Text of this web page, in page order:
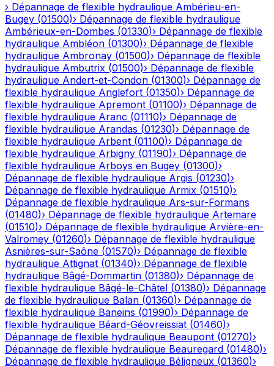
› Dépannage de flexible hydraulique Ambérieu-en-
Bugey (01500)› Dépannage de flexible hydraulique
Ambérieux-en-Dombes (01330)› Dépannage de flexible
hydraulique Ambléon (01300)› Dépannage de flexible
hydraulique Ambronay (01500)› Dépannage de flexible
hydraulique Ambutrix (01500)› Dépannage de flexible
hydraulique Andert-et-Condon (01300)› Dépannage de
flexible hydraulique Anglefort (01350)› Dépannage de
flexible hydraulique Apremont (01100)› Dépannage de
flexible hydraulique Aranc (01110)› Dépannage de
flexible hydraulique Arandas (01230)› Dépannage de
flexible hydraulique Arbent (01100)› Dépannage de
flexible hydraulique Arbigny (01190)› Dépannage de
flexible hydraulique Arboys en Bugey (01300)›
Dépannage de flexible hydraulique Argis (01230)›
Dépannage de flexible hydraulique Armix (01510)›
Dépannage de flexible hydraulique Ars-sur-Formans
(01480)› Dépannage de flexible hydraulique Artemare
(01510)› Dépannage de flexible hydraulique Arvière-en-
Valromey (01260)› Dépannage de flexible hydraulique
Asnières-sur-Saône (01570)› Dépannage de flexible
hydraulique Attignat (01340)› Dépannage de flexible
hydraulique Bâgé-Dommartin (01380)› Dépannage de
flexible hydraulique Bâgé-le-Châtel (01380)› Dépannage
de flexible hydraulique Balan (01360)› Dépannage de
flexible hydraulique Baneins (01990)› Dépannage de
flexible hydraulique Béard-Géovreissiat (01460)›
Dépannage de flexible hydraulique Beaupont (01270)›
Dépannage de flexible hydraulique Beauregard (01480)›
Dépannage de flexible hydraulique Béligneux (01360)›